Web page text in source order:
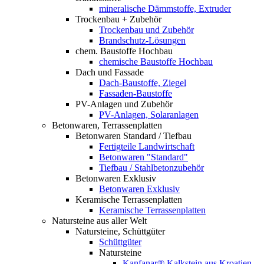
mineralische Dämmstoffe, Extruder
Trockenbau + Zubehör
Trockenbau und Zubehör
Brandschutz-Lösungen
chem. Baustoffe Hochbau
chemische Baustoffe Hochbau
Dach und Fassade
Dach-Baustoffe, Ziegel
Fassaden-Baustoffe
PV-Anlagen und Zubehör
PV-Anlagen, Solaranlagen
Betonwaren, Terrassenplatten
Betonwaren Standard / Tiefbau
Fertigteile Landwirtschaft
Betonwaren "Standard"
Tiefbau / Stahlbetonzubehör
Betonwaren Exklusiv
Betonwaren Exklusiv
Keramische Terrassenplatten
Keramische Terrassenplatten
Natursteine aus aller Welt
Natursteine, Schüttgüter
Schüttgüter
Natursteine